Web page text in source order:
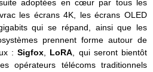
adoptées en cœur par tous les
les écrans 4K, les écrans OLED
qui se répand, ainsi que les
prennent forme autour de
: Sigfox, LoRA, qui seront bientôt
opérateurs télécoms traditionnels